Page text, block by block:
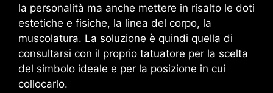
la personalità ma anche mettere in risalto le doti
estetiche e fisiche, la linea del corpo, la
muscolatura. La soluzione è quindi quella di
consultarsi con il proprio tatuatore per la scelta
del simbolo ideale e per la posizione in cui
collocarlo.